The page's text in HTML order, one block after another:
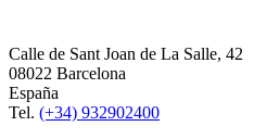
Calle de Sant Joan de La Salle, 42
08022 Barcelona
España
Tel. (+34) 932902400